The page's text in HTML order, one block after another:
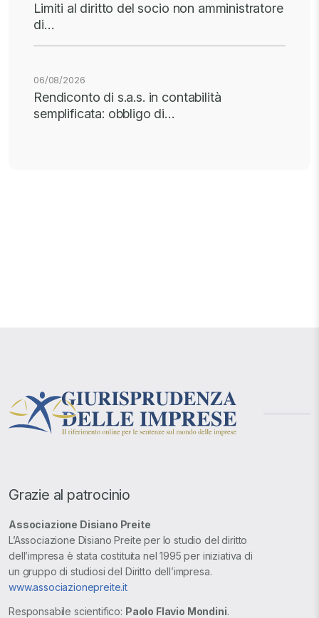
Limiti al diritto del socio non amministratore
di…
06/08/2026
Rendiconto di s.a.s. in contabilità
semplificata: obbligo di…
Grazie al patrocinio
Associazione Disiano Preite
L’Associazione Disiano Preite per lo studio del diritto
dell’impresa è stata costituita nel 1995 per iniziativa di
un gruppo di studiosi del Diritto dell’impresa.
www.associazionepreite.it
Responsabile scientifico: Paolo Flavio Mondini.